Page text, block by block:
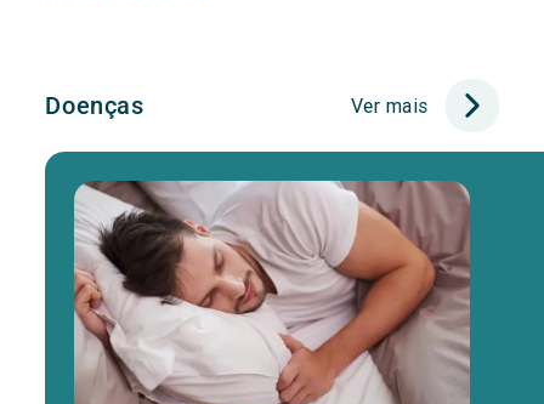
Doenças Ver mais